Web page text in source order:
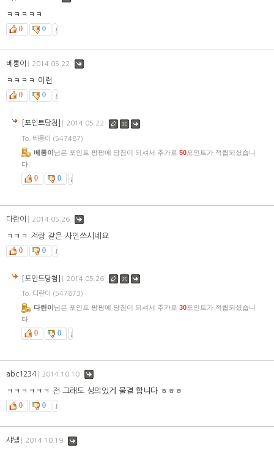
ㅋㅋㅋㅋㅋ
0 0
베롱이 2014.05.22
ㅋㅋㅋㅋ 이런
0 0
[포인트당첨] 2014.05.22
수
삭
To. 베롱이 (547487)
베롱이님은 포인트 팡팡에 당첨이 되셔서 추가로 50포인트가 적립되셨습니
다.
0 0
다란이 2014.05.26
ㅋㅋㅋ 저랑 같은 사인쓰시네요
0 0
[포인트당첨] 2014.05.26
수
삭
To. 다란이 (547873)
다란이 님은 포인트 팡팡에 당첨이 되셔서 추가로 30포인트가 적립되셨습니
다.
0 0
abc1234 2014.10.10
ㅋㅋㅋㅋㅋㅋ 전 그래도 성의있게 물결 합니다 ㅎㅎㅎ
0 0
샤넬 2014.10.19